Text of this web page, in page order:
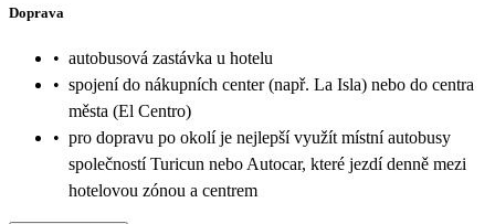
Doprava
• autobusová zastávka u hotelu
• spojení do nákupních center (např. La Isla) nebo do centra
města (El Centro)
• pro dopravu po okolí je nejlepší využít místní autobusy
společností Turicun nebo Autocar, které jezdí denně mezi
hotelovou zónou a centrem